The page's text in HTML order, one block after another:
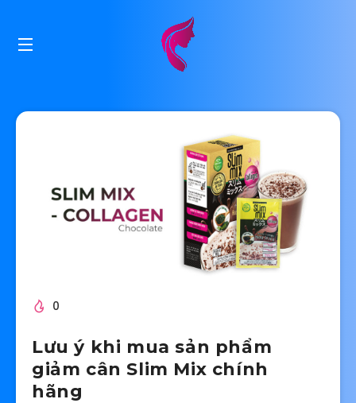
0
Lưu ý khi mua sản phẩm
giảm cân Slim Mix chính
hãng